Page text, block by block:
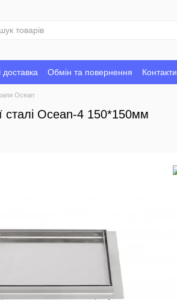
Обмін та повернення Контакти
Ocean
сталі Ocean-4 150*150мм